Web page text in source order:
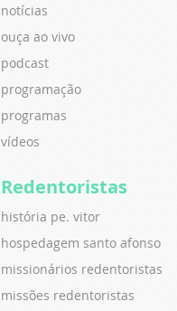
notícias
ouça ao vivo
podcast
programação
programas
vídeos
Redentoristas
história pe. vitor
hospedagem santo afonso
missionários redentoristas
missões redentoristas